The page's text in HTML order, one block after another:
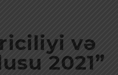
və
2021”